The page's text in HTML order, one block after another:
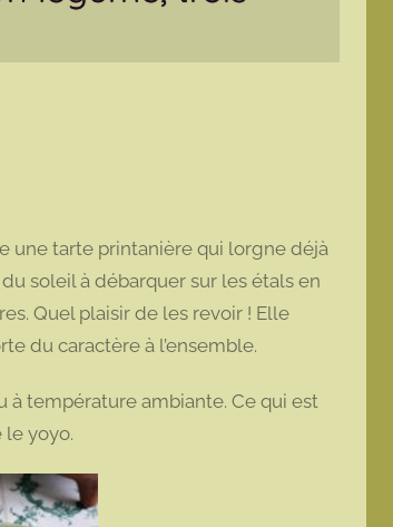
une tarte printanière qui lorgne déjà
soleil à débarquer sur les étals en
Quel plaisir de les revoir ! Elle
du caractère à l’ensemble.
température ambiante. Ce qui est
yoyo.